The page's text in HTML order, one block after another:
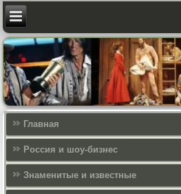
Главная
Россия и шоу-бизнес
Знаменитые и известные